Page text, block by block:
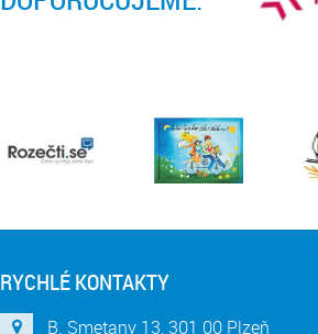
RYCHLÉ KONTAKTY
B. Smetany 13, 301 00 Plzeň